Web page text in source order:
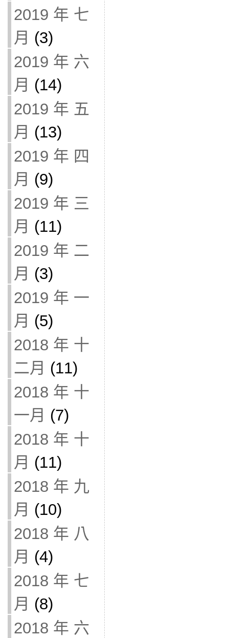
2019 年 七
月 (3)
2019 年 六
月 (14)
2019 年 五
月 (13)
2019 年 四
月 (9)
2019 年 三
月 (11)
2019 年 二
月 (3)
2019 年 一
月 (5)
2018 年 十
二月 (11)
2018 年 十
一月 (7)
2018 年 十
月 (11)
2018 年 九
月 (10)
2018 年 八
月 (4)
2018 年 七
月 (8)
2018 年 六